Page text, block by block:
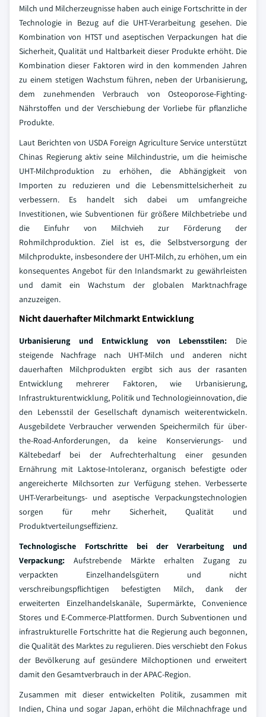
Milch und Milcherzeugnisse haben auch einige Fortschritte in der
Technologie in Bezug auf die UHT-Verarbeitung gesehen. Die
Kombination von HTST und aseptischen Verpackungen hat die
Sicherheit, Qualität und Haltbarkeit dieser Produkte erhöht. Die
Kombination dieser Faktoren wird in den kommenden Jahren
zu einem stetigen Wachstum führen, neben der Urbanisierung,
dem zunehmenden Verbrauch von Osteoporose-Fighting-
Nährstoffen und der Verschiebung der Vorliebe für pflanzliche
Produkte.
Laut Berichten von USDA Foreign Agriculture Service unterstützt
Chinas Regierung aktiv seine Milchindustrie, um die heimische
UHT-Milchproduktion zu erhöhen, die Abhängigkeit von
Importen zu reduzieren und die Lebensmittelsicherheit zu
verbessern. Es handelt sich dabei um umfangreiche
Investitionen, wie Subventionen für größere Milchbetriebe und
die Einfuhr von Milchvieh zur Förderung der
Rohmilchproduktion. Ziel ist es, die Selbstversorgung der
Milchprodukte, insbesondere der UHT-Milch, zu erhöhen, um ein
konsequentes Angebot für den Inlandsmarkt zu gewährleisten
und damit ein Wachstum der globalen Marktnachfrage
anzuzeigen.
Nicht dauerhafter Milchmarkt Entwicklung
Urbanisierung und Entwicklung von Lebensstilen: Die
steigende Nachfrage nach UHT-Milch und anderen nicht
dauerhaften Milchprodukten ergibt sich aus der rasanten
Entwicklung mehrerer Faktoren, wie Urbanisierung,
Infrastrukturentwicklung, Politik und Technologieinnovation, die
den Lebensstil der Gesellschaft dynamisch weiterentwickeln.
Ausgebildete Verbraucher verwenden Speichermilch für über-
the-Road-Anforderungen, da keine Konservierungs- und
Kältebedarf bei der Aufrechterhaltung einer gesunden
Ernährung mit Laktose-Intoleranz, organisch befestigte oder
angereicherte Milchsorten zur Verfügung stehen. Verbesserte
UHT-Verarbeitungs- und aseptische Verpackungstechnologien
sorgen für mehr Sicherheit, Qualität und
Produktverteilungseffizienz.
Technologische Fortschritte bei der Verarbeitung und
Verpackung: Aufstrebende Märkte erhalten Zugang zu
verpackten Einzelhandelsgütern und nicht
verschreibungspflichtigen befestigten Milch, dank der
erweiterten Einzelhandelskanäle, Supermärkte, Convenience
Stores und E-Commerce-Plattformen. Durch Subventionen und
infrastrukturelle Fortschritte hat die Regierung auch begonnen,
die Qualität des Marktes zu regulieren. Dies verschiebt den Fokus
der Bevölkerung auf gesündere Milchoptionen und erweitert
damit den Gesamtverbrauch in der APAC-Region.
Zusammen mit dieser entwickelten Politik, zusammen mit
Indien, China und sogar Japan, erhöht die Milchnachfrage und